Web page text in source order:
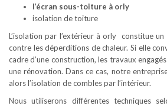
l’écran sous-toiture à orly
isolation de toiture
L’isolation par l’extérieur à orly constitue
contre les déperditions de chaleur. Si elle
cadre d’une construction, les travaux
une rénovation. Dans ce cas, notre
alors l’isolation de combles par l’intérieur.
Nous utiliserons différentes techniques